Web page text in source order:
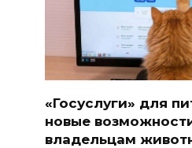
«Госуслуги» для
новые
владельцам